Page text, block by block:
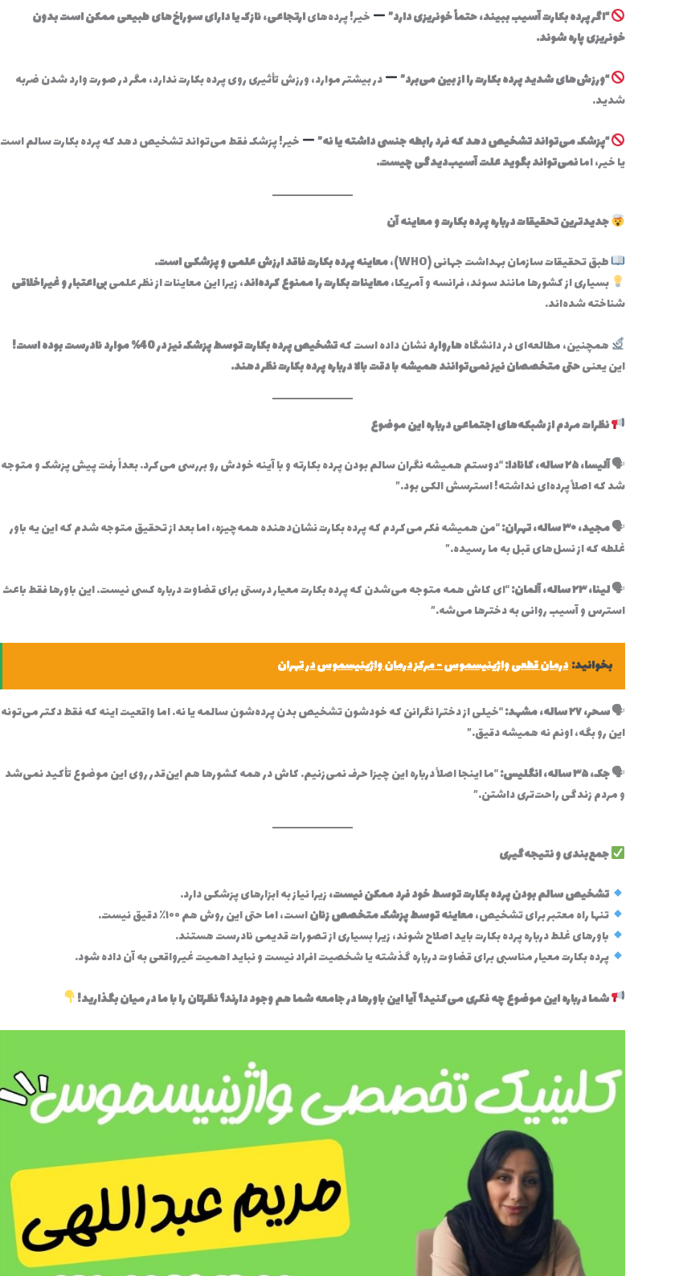
“اگر پرده بکارت آسیب ببیند، حتماً خونریزی دارد” خیر! پرده‌هایارتجاعی، نازک یا دارای سوراخ‌های طبیعی ممکن است بدون
خونریزی پاره شوند.
“ورزش‌های شدید پرده بکارت را از بین می‌برد”
در بیشتر موارد، ورزش تأثیری روی پرده بکارت ندارد، مگر در صورت وارد شدن ضربه
شدید.
“پزشک می‌تواند تشخیص دهد که فرد رابطه جنسی داشته یا نه”
خیر! پزشک فقط می‌تواند تشخیص دهد که پرده بکارت سالم است
یا خیر، امانمی‌تواند بگوید علت آسیب‌دیدگی چیست.
جدیدترین تحقیقات درباره پرده بکارت و معاینه آن
طبق تحقیقات سازمان بهداشت جهانی (WHO)،
معاینه پرده بکارت فاقد ارزش علمی و پزشکی است.
بسیاری از کشورها مانند سوئد، فرانسه و آمریکا،معاینات بکارت را ممنوع کرده‌اند، زیرا این معاینات از نظر علمیبی‌اعتبار و غیراخلاقی
شناخته شده‌اند.
همچنین، مطالعه‌ای در دانشگاههارواردنشان داده است کهتشخیص پرده بکارت توسط پزشک نیز در 40% موارد نادرست بوده است!
این یعنیحتی متخصصان نیز نمی‌توانند همیشه با دقت بالا درباره پرده بکارت نظر دهند.
نظرات مردم از شبکه‌های اجتماعی درباره این موضوع
🗣آلیسا، ۲۵ ساله، کانادا:
“دوستم همیشه نگران سالم بودن پرده بکارته و با آینه خودش رو بررسی می‌کرد. بعداً رفت پیش پزشک و متوجه
شد که اصلاً پرده‌ای نداشته! استرسش الکی بود.”
🗣مجید، ۳۰ ساله، تهران:
“من همیشه فکر می‌کردم که پرده بکارت نشان‌دهنده همه‌چیزه، اما بعد از تحقیق متوجه شدم که این یه باور
غلطه که از نسل‌های قبل به ما رسیده.”
🗣لینا، ۲۳ ساله، آلمان:
“ای کاش همه متوجه می‌شدن که پرده بکارت معیار درستی برای قضاوت درباره کسی نیست. این باورها فقط باعث
استرس و آسیب روانی به دخترها می‌شه.”
بخوانید: درمان قطعی واژینیسموس - مرکز درمان واژینیسموس در تهران
🗣سحر، ۲۷ ساله، مشهد:
“خیلی از دخترا نگرانن که خودشون تشخیص بدن پرده‌شون سالمه یا نه. اما واقعیت اینه که فقط دکتر می‌تونه
این رو بگه، اونم نه همیشه دقیق.”
🗣جک، ۳۵ ساله، انگلیس:
“ما اینجا اصلاً درباره این چیزا حرف نمی‌زنیم. کاش در همه کشورها هم این‌قدر روی این موضوع تأکید نمی‌شد
و مردم زندگی راحت‌تری داشتن.”
جمع‌بندی و نتیجه‌گیری
تشخیص سالم بودن پرده بکارت توسط خود فرد ممکن نیست،زیرا نیاز به ابزارهای پزشکی دارد.
تنها راه معتبر برای تشخیص،معاینه توسط پزشک متخصص زناناست، اما حتی این روش هم ۱۰۰٪ دقیق نیست.
باورهای غلط درباره پرده بکارت باید اصلاح شوند، زیرا بسیاری از تصورات قدیمی نادرست هستند.
پرده بکارت معیار مناسبی برای قضاوت درباره گذشته یا شخصیت افراد نیست و نباید اهمیت غیرواقعی به آن داده شود.
شما درباره این موضوع چه فکری می‌کنید؟ آیا این باورها در جامعه شما هم وجود دارند؟ نظرتان را با ما در میان بگذارید!